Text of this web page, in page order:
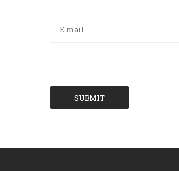
SUBMIT